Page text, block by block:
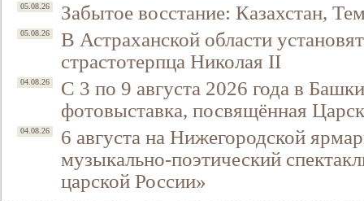
05.08.26 Забытое восстание: Казахстан,
05.08.26
В Астраханской области
страстотерпца Николая II
04.08.26
С 3 по 9 августа 2026 года в
фотовыставка, посвящённая
04.08.26
6 августа на Нижегородской
музыкально-поэтический
царской России»